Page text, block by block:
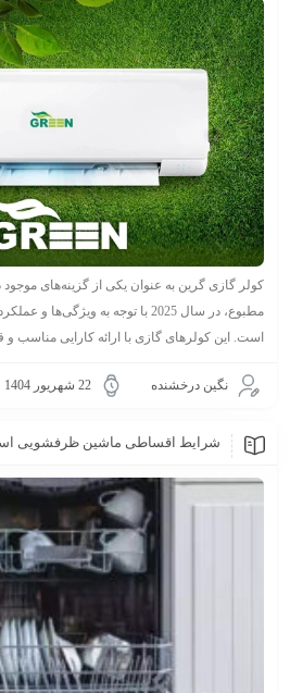
کولر گازی گرین به عنوان یکی از گزینه‌های موجود
مطبوع، در سال 2025 با توجه به
است. این کولرهای گازی با ارائه کارایی مناسب و
نگین درخشنده 22 شهریور 1404
شرایط اقساطی ماشین ظرفشویی